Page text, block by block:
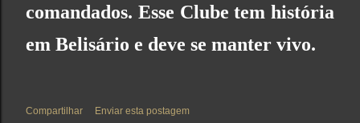
comandados. Esse Clube tem história
em Belisário e deve se manter vivo.
Compartilhar Enviar esta postagem